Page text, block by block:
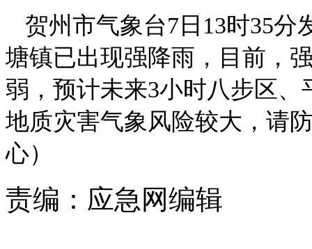
贺州市气象台7日13时35
塘镇已出现强降雨，目前，
弱，预计未来3小时八步区
地质灾害气象风险较大，请
心）
责编： 应急网编辑